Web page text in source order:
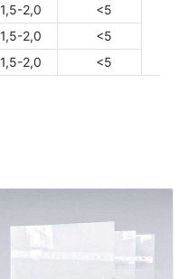
1,5-2,0
<5
1,5-2,0
<5
1,5-2,0 <5